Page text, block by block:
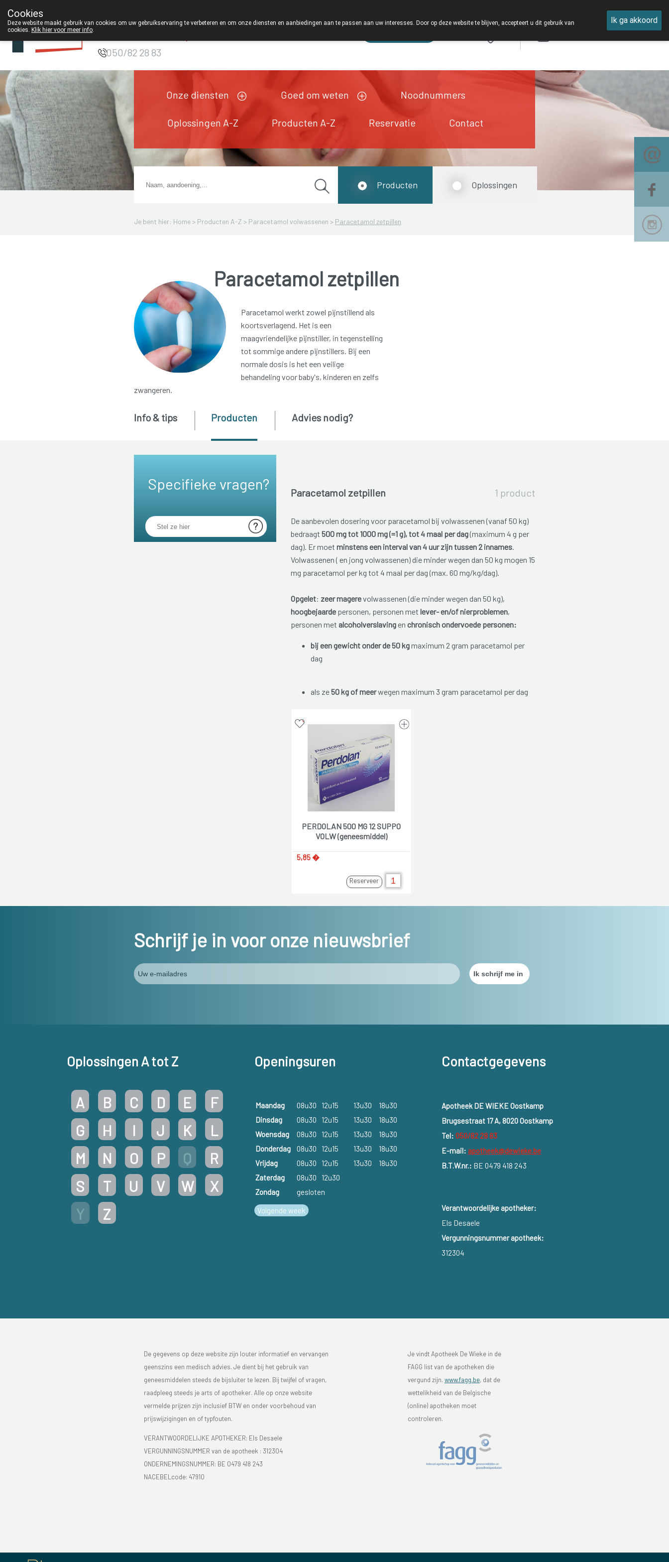
Apotheek DE
050/82 28 83
Onze diensten Goed om weten Noodnummers
Oplossingen A-Z Producten A-Z Reservatie Contact
Je bent hier: Home > Producten A-Z > Paracetamol volwassenen > Paracetamol zetpillen
Producten Oplossingen
Paracetamol zetpillen
Paracetamol werkt zowel pijnstillend als
koortsverlagend. Het is een
maagvriendelijke pijnstiller, in tegenstelling
tot sommige andere pijnstillers. Bij een
normale dosis is het een veilige
behandeling voor baby's, kinderen en zelfs
zwangeren.
Specifieke vragen?
Info & tips Producten Advies nodig?
Paracetamol zetpillen 1 product
De aanbevolen dosering voor paracetamol bij volwassenen (vanaf 50 kg)
bedraagt 500 mg tot 1000 mg (=1 g), tot 4 maal per dag(maximum 4 g per
dag). Er moet minstens een interval van 4 uur zijn tussen 2 innames.
Volwassenen ( en jong volwassenen) die minder wegen dan 50 kg mogen 15
mg paracetamol per kg tot 4 maal per dag (max. 60 mg/kg/dag).
Opgelet: zeer magerevolwassenen (die minder wegen dan 50 kg),
hoogbejaardepersonen, personen met lever- en/of nierproblemen,
personen met alcoholverslavingen chronisch ondervoede personen:
bij een gewicht onder de 50 kgmaximum 2 gram paracetamol per
dag
als ze50 kg of meerwegen maximum 3 gram paracetamol per dag
PERDOLAN 500 MG 12 SUPPO
VOLW (geneesmiddel)
5,85 �
Reserveer
Schrijf je in voor onze nieuwsbrief
Oplossingen A tot Z
A B C D E
F
G
H I J K
L
M
N O P Q
R
S
T U V W
X
Y
Z
Openingsuren
Maandag 08u30 12u15 13u30
18u30
Dinsdag
08u30 12u15 13u30
18u30
Woensdag
08u30 12u15 13u30
18u30
Donderdag
08u30 12u15 13u30
18u30
Vrijdag
08u30 12u15 13u30
18u30
Zaterdag
08u30
12u30
Zondag
gesloten
Volgende week
Contactgegevens
Apotheek DE WIEKE Oostkamp
Brugsestraat 17 A, 8020 Oostkamp
Tel: 050/82 28 83
E-mail: apotheek@dewieke.be
B.T.W.nr.: BE 0479 418 243
Verantwoordelijke apotheker:
Els Desaele
Vergunningsnummer apotheek:
312304
De gegevens op deze website zijn louter informatief en vervangen
geenszins een medisch advies. Je dient bij het gebruik van
geneesmiddelen steeds de bijsluiter te lezen. Bij twijfel of vragen,
raadpleeg steeds je arts of apotheker. Alle op onze website
vermelde prijzen zijn inclusief BTW en onder voorbehoud van
prijswijzigingen en of typfouten.
VERANTWOORDELIJKE APOTHEKER: Els Desaele
VERGUNNINGSNUMMER van de apotheek : 312304
ONDERNEMINGSNUMMER: BE 0479 418 243
NACEBELcode: 47910
Je vindt Apotheek De Wieke in de
FAGG list van de apotheken die
vergund zijn. www.fagg.be, dat de
wettelikheid van de Belgische
(online) apotheken moet
controleren.
Cookies
Deze website maakt gebruik van cookies om uw gebruikservaring te verbeteren en om onze diensten en aanbiedingen aan te passen aan uw interesses. Door op deze website te blijven, accepteert u dit gebruik van
cookies. Klik hier voor meer info.
Ik ga akkoord